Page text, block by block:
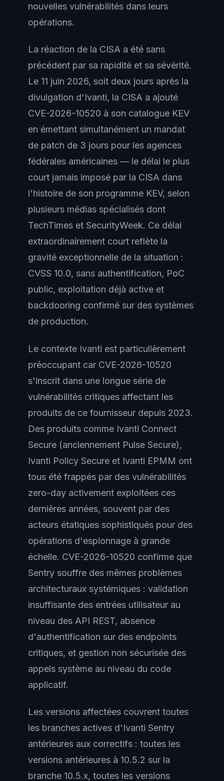
nouvelles vulnérabilités dans leurs
opérations.
La réaction de la CISA a été sans
précédent par sa rapidité et sa sévérité.
Le 11 juin 2026, soit deux jours après la
divulgation d'Ivanti, la CISA a ajouté
CVE-2026-10520 à son catalogue KEV
en émettant simultanément un mandat
de patch de 3 jours pour les agences
fédérales américaines — le délai le plus
court jamais imposé par la CISA dans
l'histoire de son programme KEV, selon
plusieurs médias spécialisés dont
TechTimes et SecurityWeek. Ce délai
extraordinairement court reflète la
gravité exceptionnelle de la situation :
CVSS 10.0, sans authentification, PoC
public, exploitation déjà active et
backdooring confirmé sur des systèmes
de production.
Le contexte Ivanti est particulièrement
préoccupant car CVE-2026-10520
s'inscrit dans une longue série de
vulnérabilités critiques affectant les
produits de ce fournisseur depuis 2023.
Des produits comme Ivanti Connect
Secure (anciennement Pulse Secure),
Ivanti Policy Secure et Ivanti EPMM ont
tous été frappés par des vulnérabilités
zero-day activement exploitées ces
dernières années, souvent par des
acteurs étatiques sophistiqués pour des
opérations d'espionnage à grande
échelle. CVE-2026-10520 confirme que
Sentry souffre des mêmes problèmes
architecturaux systémiques : validation
insuffisante des entrées utilisateur au
niveau des API REST, absence
d'authentification sur des endpoints
critiques, et gestion non sécurisée des
appels système au niveau du code
applicatif.
Les versions affectées couvrent toutes
les branches actives d'Ivanti Sentry
antérieures aux correctifs : toutes les
versions antérieures à 10.5.2 sur la
branche 10.5.x, toutes les versions